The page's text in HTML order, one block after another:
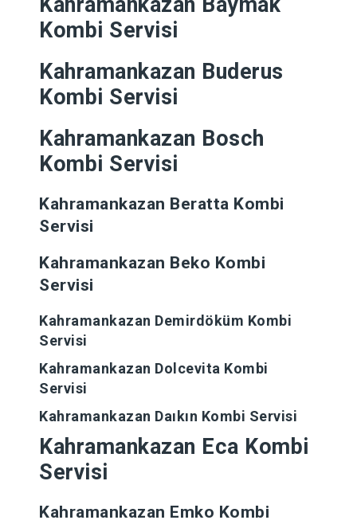
Kombi Servisi
Kahramankazan Buderus
Kombi Servisi
Kahramankazan Bosch
Kombi Servisi
Kahramankazan Beratta Kombi
Servisi
Kahramankazan Beko Kombi
Servisi
Kahramankazan Demirdöküm Kombi
Servisi
Kahramankazan Dolcevita Kombi
Servisi
Kahramankazan Daıkın Kombi Servisi
Kahramankazan Eca Kombi
Servisi
Kahramankazan Emko Kombi